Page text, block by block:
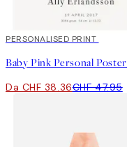
20%*
PERSONALISED PRINT
Baby Pink Personal Poster
Da CHF 38.36CHF 47.95